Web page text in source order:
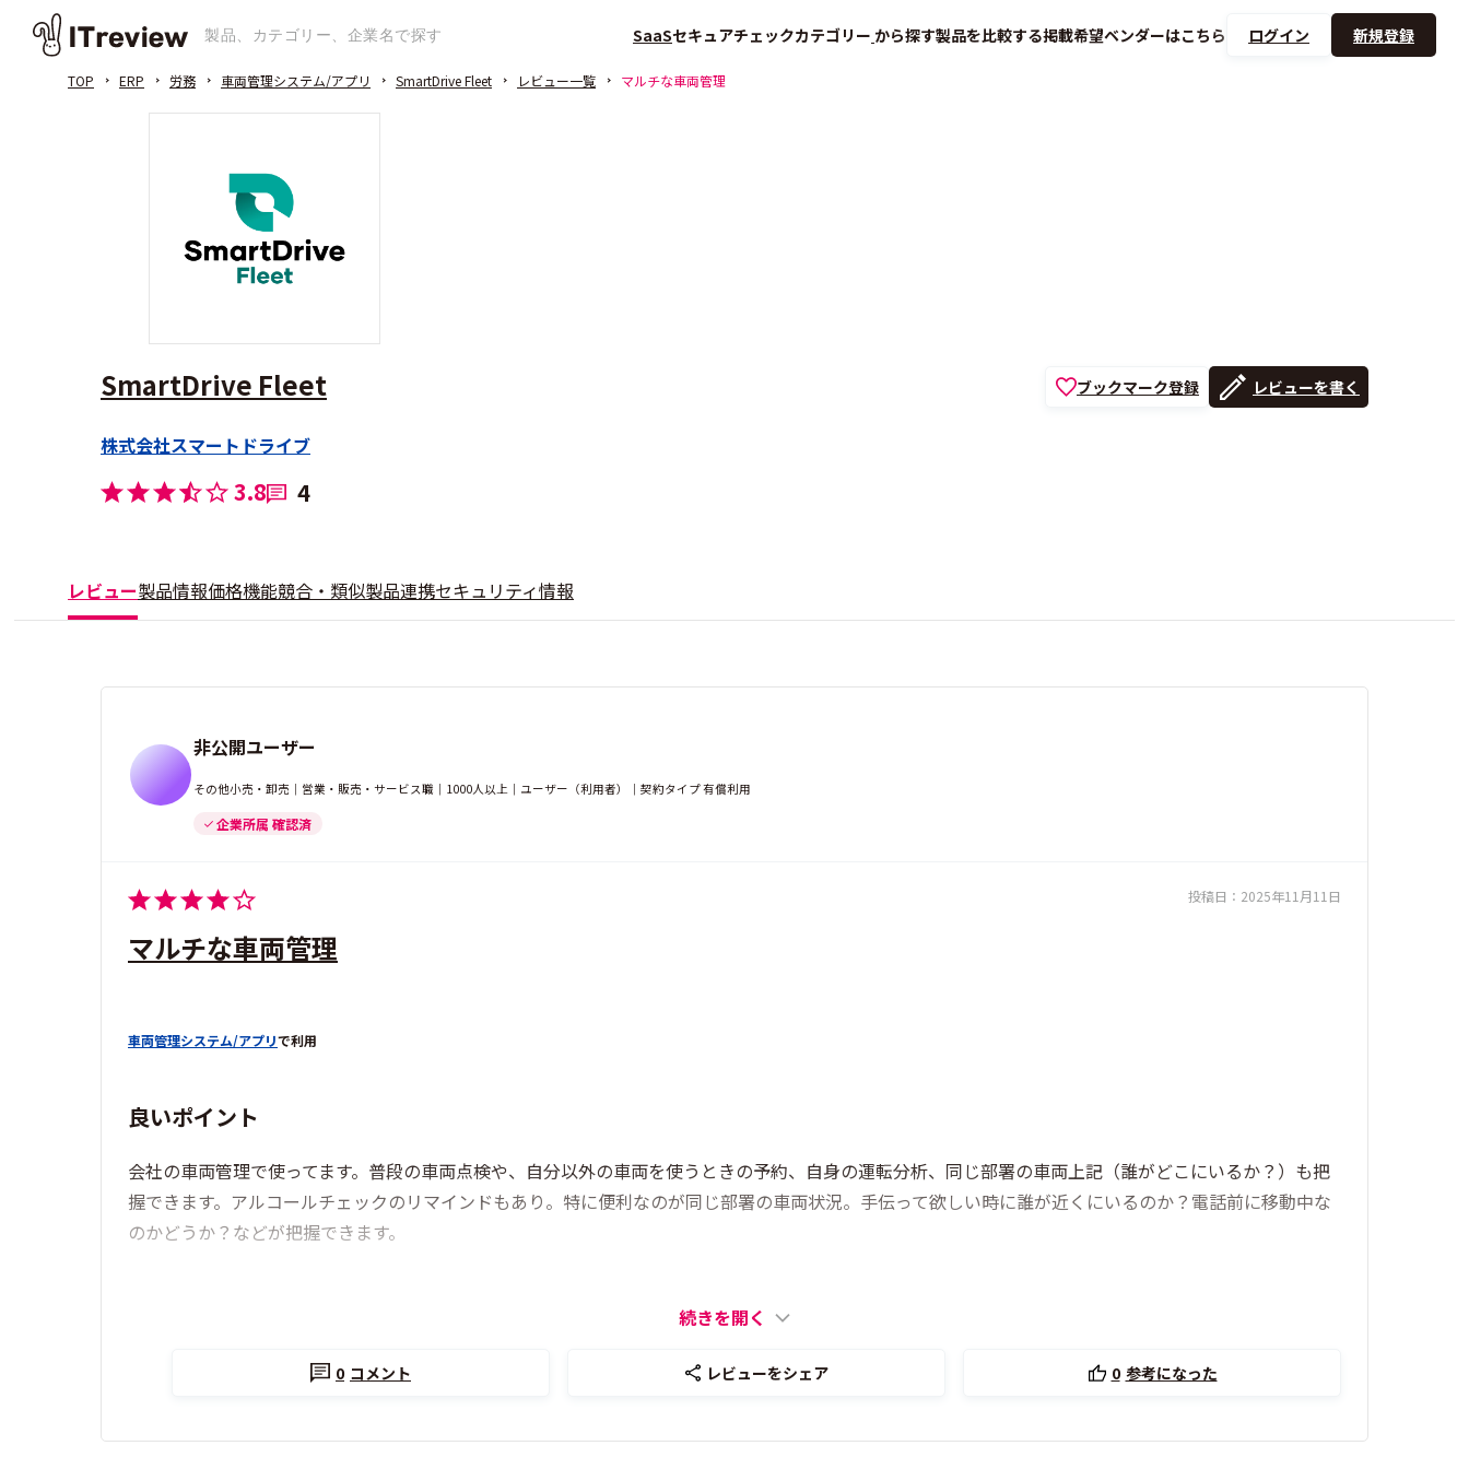
SaaSセキュアチェックカテゴリー から探す製品を比較する掲載希望ベンダーはこちら ログイン 新規登録
TOP ERP 労務 車両管理システム/アプリ SmartDrive Fleet レビュー一覧 マルチな車両管理
SmartDrive Fleet
株式会社スマートドライブ
3.8 4
ブックマーク登録 レビューを書く
レビュー製品情報価格機能競合・類似製品連携セキュリティ情報
非公開ユーザー
その他小売・卸売｜営業・販売・サービス職｜1000人以上｜ユーザー（利用者）｜契約タイプ 有償利用
企業所属 確認済
投稿日： 2025年11月11日
マルチな車両管理
車両管理システム/アプリで利用
良いポイント
会社の車両管理で使ってます。普段の車両点検や、自分以外の車両を使うときの予約、自身の運転分析、同じ部署の車両上記（誰がどこにいるか？）も把
握できます。アルコールチェックのリマインドもあり。特に便利なのが同じ部署の車両状況。手伝って欲しい時に誰が近くにいるのか？電話前に移動中な
のかどうか？などが把握できます。
続きを開く
0 コメント レビューをシェア 0 参考になった